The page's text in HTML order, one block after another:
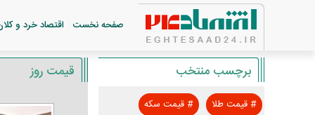
صفحه نخست اقتصاد خرد و
قیمت روز برچسب منتخب
#قیمت طلا #قیمت سکه